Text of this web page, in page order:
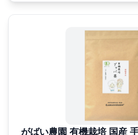
がばい農園 有機栽培 国産